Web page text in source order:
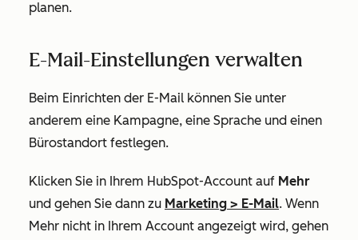
planen.
E-Mail-Einstellungen verwalten
Beim Einrichten der E-Mail können Sie unter
anderem eine Kampagne, eine Sprache und einen
Bürostandort festlegen.
Klicken Sie in Ihrem HubSpot-Account auf Mehr
und gehen Sie dann zu Marketing > E-Mail. Wenn
Mehr nicht in Ihrem Account angezeigt wird, gehen